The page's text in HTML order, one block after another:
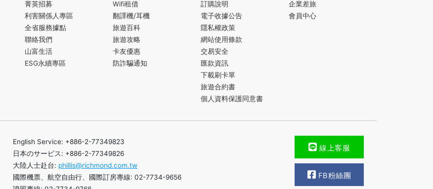
菁英招募
利害關係人專區
全省服務據點
聯絡我們
山富生活
ESG永續專區
Wifi租借
翻譯機/耳機
旅遊百科
旅遊攻略
卡友優惠
防詐騙通知
訂購說明
電子收據公告
隱私權政策
網站使用條款
交易安全
匯款資訊
下載刷卡單
旅遊合約書
個人資料保護同意書
企業差旅
會員中心
English Service: +886-2-77349823
日本のサービス: +886-2-77349826
大陸人士赴台: phillis@richmond.com.tw
國際機票、航空自由行、國際訂房專線: 02-7734-9656
線上客服
FB粉絲團